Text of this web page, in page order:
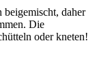
beigemischt, daher
Die
oder kneten!